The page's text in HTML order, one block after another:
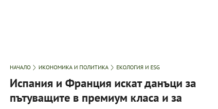
НАЧАЛО ИКОНОМИКА И ПОЛИТИКА ЕКОЛОГИЯ И ESG
Испания и Франция искат данъци за
пътуващите в премиум класа и за